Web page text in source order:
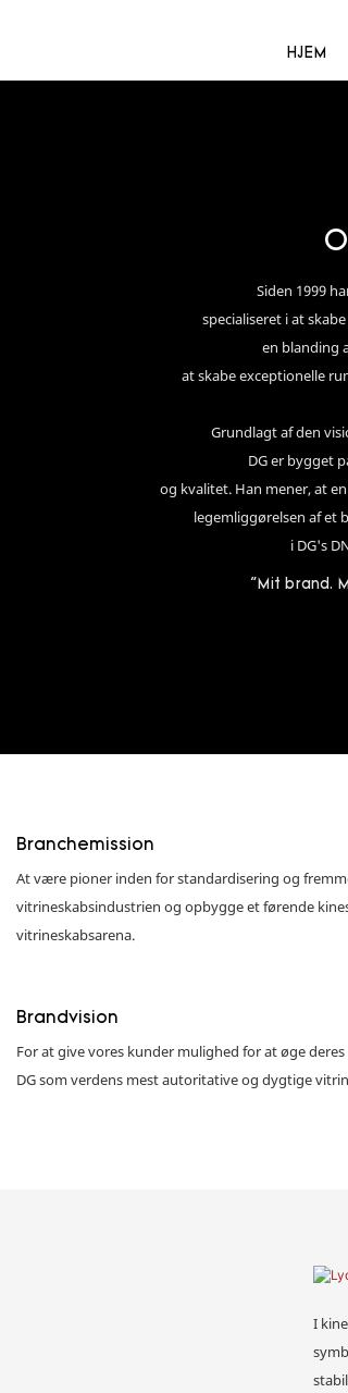
HJEM
Siden 1999
specialiseret i at
en blanding
at skabe exceptionelle
Grundlagt af den
DG er bygget
og kvalitet. Han mener, at
legemliggørelsen af ​​et
i DG's
"Mit brand.
Branchemission
At være pioner inden for standardisering og
vitrineskabsindustrien og opbygge et førende
vitrineskabsarena.
Brandvision
For at give vores kunder mulighed for at øge
DG som verdens mest autoritative og dygtige
I